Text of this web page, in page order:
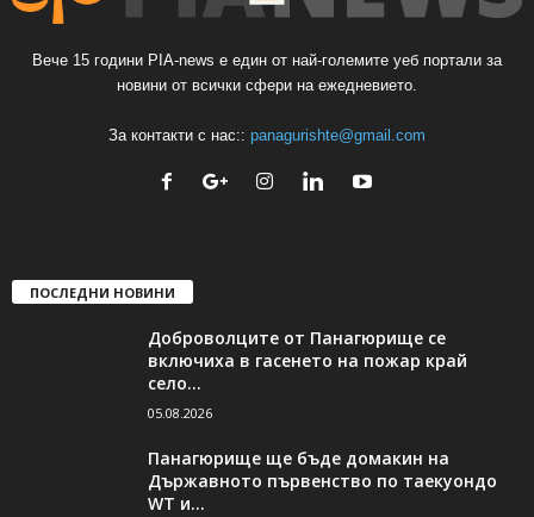
Вече 15 години PIA-news е един от най-големите уеб портали за
новини от всички сфери на ежедневието.
За контакти с нас:: panagurishte@gmail.com
ПОСЛЕДНИ НОВИНИ
Доброволците от Панагюрище се
включиха в гасенето на пожар край
село...
05.08.2026
Панагюрище ще бъде домакин на
Държавното първенство по таекуондо
WT и...